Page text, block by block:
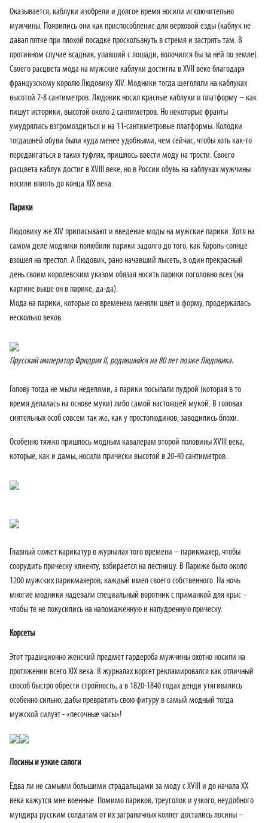
Оказывается, каблуки изобрели и долгое время носили исключительно
мужчины. Появились они как приспособление для верховой езды (каблук не
давал пятке при плохой посадке проскользнуть в стремя и застрять там. В
противном случае всадник, упавший с лошади, волочился бы за ней по земле).
Своего расцвета мода на мужские каблуки достигла в XVII веке благодаря
французскому королю Людовику XIV. Модники тогда щеголяли на каблуках
высотой 7-8 сантиметров. Людовик носил красные каблуки и платформу – как
пишут историки, высотой около 2 сантиметров. Но некоторые франты
умудрялись взгромоздиться и на 11-сантиметровые платформы. Колодки
тогдашней обуви были куда менее удобными, чем сейчас, чтобы хоть как-то
передвигаться в таких туфлях, пришлось ввести моду на трости. Своего
расцвета каблук достиг в XVIII веке, но в России обувь на каблуках мужчины
носили вплоть до конца XIX века.
Парики
Людовику же XIV приписывают и введение моды на мужские парики. Хотя на
самом деле модники полюбили парики задолго до того, как Король-солнце
взошел на престол. А Людовик, рано начавший лысеть, в один прекрасный
день своим королевским указом обязал носить парики поголовно всех (на
картине выше он в парике, да-да).
Мода на парики, которые со временем меняли цвет и форму, продержалась
несколько веков.
Прусский император Фридрих II, родившийся на 80 лет позже Людовика.
Голову тогда не мыли неделями, а парики посыпали пудрой (которая в то
время делалась на основе муки) либо самой настоящей мукой. В головах
сиятельных особ совсем так же, как у простолюдинов, заводились блохи.
Особенно тяжко пришлось модным кавалерам второй половины XVIII века,
которые, как и дамы, носили прически высотой в 20-40 сантиметров.
Главный сюжет карикатур в журналах того времени – парикмахер, чтобы
соорудить прическу клиенту, взбирается на лестницу. В Париже было около
1200 мужских парикмахеров, каждый имел своего собственного. На ночь
многие модники надевали специальный воротник с приманкой для крыс –
чтобы те не покусились на напомаженную и напудренную прическу.
Корсеты
Этот традиционно женский предмет гардероба мужчины охотно носили на
протяжении всего XIX века. В журналах корсет рекламировался как отличный
способ быстро обрести стройность, а в 1820-1840 годах денди утягивались
особенно сильно, дабы превратить свою фигуру в самый модный тогда
мужской силуэт - «песочные часы»!
Лосины и узкие сапоги
Едва ли не самыми большими страдальцами за моду с XVIII и до начала XX
века кажутся мне военные. Помимо париков, треуголок и узкого, неудобного
мундира русским солдатам от их заграничных коллег достались лосины –